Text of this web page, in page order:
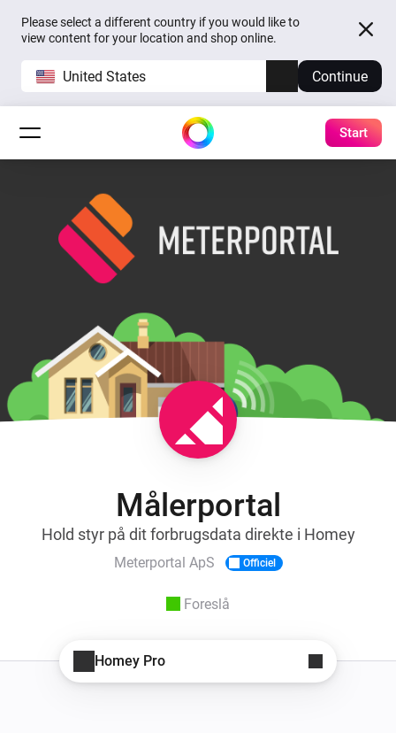
Please select a different country if you would like to
view content for your location and shop online.
United States Continue
Start
Målerportal
Hold styr på dit forbrugsdata direkte i Homey
Meterportal ApS Officiel
Foreslå
Homey Pro